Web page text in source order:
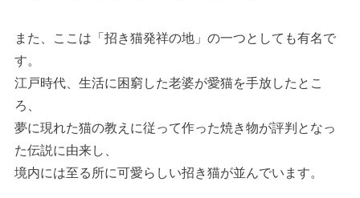
また、ここは「招き猫発祥の地」の一つとしても有名で
す。
江戸時代、生活に困窮した老婆が愛猫を手放したとこ
ろ、
夢に現れた猫の教えに従って作った焼き物が評判となっ
た伝説に由来し、
境内には至る所に可愛らしい招き猫が並んでいます。